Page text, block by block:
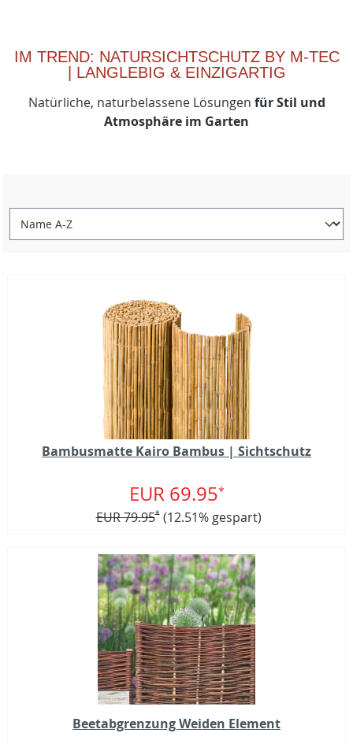
IM TREND: NATURSICHTSCHUTZ BY M-TEC
| LANGLEBIG & EINZIGARTIG
Natürliche, naturbelassene Lösungen für Stil und
Atmosphäre im Garten
Bambusmatte Kairo Bambus | Sichtschutz
EUR 69.95*
EUR 79.95* (12.51% gespart)
Beetabgrenzung Weiden Element